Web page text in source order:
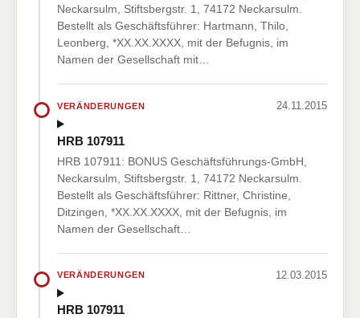
Neckarsulm, Stiftsbergstr. 1, 74172 Neckarsulm.
Bestellt als Geschäftsführer: Hartmann, Thilo,
Leonberg, *XX.XX.XXXX, mit der Befugnis, im
Namen der Gesellschaft mit…
VERÄNDERUNGEN 24.11.2015
HRB 107911
HRB 107911: BONUS Geschäftsführungs-GmbH,
Neckarsulm, Stiftsbergstr. 1, 74172 Neckarsulm.
Bestellt als Geschäftsführer: Rittner, Christine,
Ditzingen, *XX.XX.XXXX, mit der Befugnis, im
Namen der Gesellschaft…
VERÄNDERUNGEN 12.03.2015
HRB 107911